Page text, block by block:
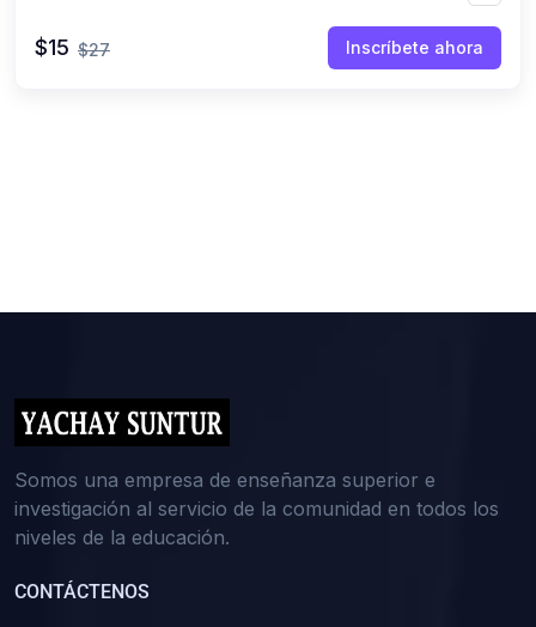
$15 $27 Inscríbete ahora
Somos una empresa de enseñanza superior e
investigación al servicio de la comunidad en todos los
niveles de la educación.
CONTÁCTENOS